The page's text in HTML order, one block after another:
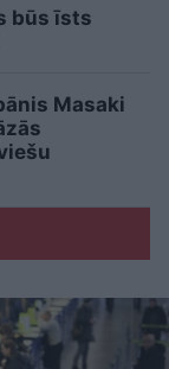
būs īsts
Masaki